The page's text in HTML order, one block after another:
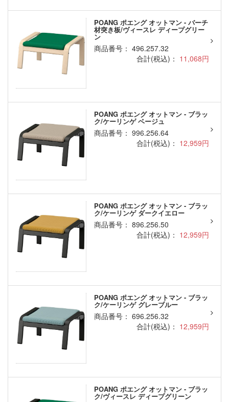
POANG ポエング オットマン - バーチ
材突き板/ヴィースレ ディープグリー
ン
商品番号： 496.257.32
合計(税込)： 11,068円
POANG ポエング オットマン - ブラッ
ク/ケーリンゲ ベージュ
商品番号： 996.256.64
合計(税込)： 12,959円
POANG ポエング オットマン - ブラッ
ク/ケーリンゲ ダークイエロー
商品番号： 896.256.50
合計(税込)： 12,959円
POANG ポエング オットマン - ブラッ
ク/ケーリンゲ グレーブルー
商品番号： 696.256.32
合計(税込)： 12,959円
POANG ポエング オットマン - ブラッ
ク/ヴィースレ ディープグリーン